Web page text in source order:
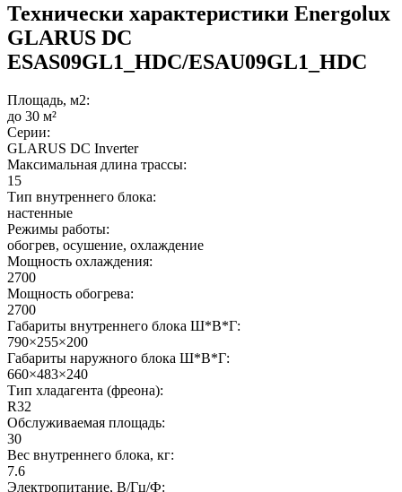
Технически характеристики Energolux
GLARUS DC
ESAS09GL1_HDC/ESAU09GL1_HDC
Площадь, м2:
до 30 м²
Серии:
GLARUS DC Inverter
Максимальная длина трассы:
15
Тип внутреннего блока:
настенные
Режимы работы:
обогрев, осушение, охлаждение
Мощность охлаждения:
2700
Мощность обогрева:
2700
Габариты внутреннего блока Ш*В*Г:
790×255×200
Габариты наружного блока Ш*В*Г:
660×483×240
Тип хладагента (фреона):
R32
Обслуживаемая площадь:
30
Вес внутреннего блока, кг:
7.6
Электропитание, В/Гц/Ф: